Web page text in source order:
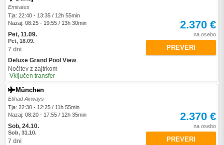
Emirates
Tja: 22:40 - 13:35 / 12h 55min
Nazaj: 08:25 - 19:55 / 13h 30min
Pet, 11.09.
Pet, 18.09.
7 dni
Deluxe Grand Pool View
Nočitev z zajtrkom
Vključen transfer
2.370 €
na osebo
PREVERI
München
Etihad Airways
Tja: 22:30 - 12:25 / 11h 55min
Nazaj: 08:20 - 17:55 / 12h 35min
Sob, 24.10.
Sob, 31.10.
7 dni
2.370 €
na osebo
PREVERI